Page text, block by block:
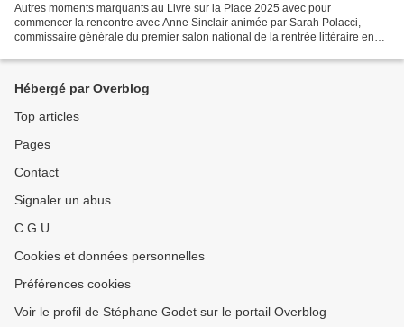
Autres moments marquants au Livre sur la Place 2025 avec pour
commencer la rencontre avec Anne Sinclair animée par Sarah Polacci,
commissaire générale du premier salon national de la rentrée littéraire en
Hébergé par Overblog
Top articles
Pages
Contact
Signaler un abus
C.G.U.
Cookies et données personnelles
Préférences cookies
Voir le profil de Stéphane Godet sur le portail Overblog